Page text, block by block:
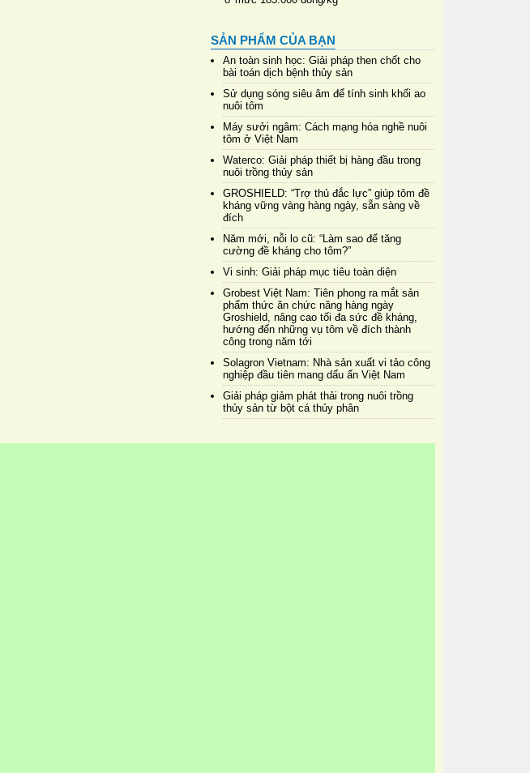
SẢN PHẨM CỦA BẠN
An toàn sinh học: Giải pháp then chốt cho
bài toán dịch bệnh thủy sản
Sử dụng sóng siêu âm để tính sinh khối ao
nuôi tôm
Máy sưởi ngâm: Cách mạng hóa nghề nuôi
tôm ở Việt Nam
Waterco: Giải pháp thiết bị hàng đầu trong
nuôi trồng thủy sản
GROSHIELD: “Trợ thủ đắc lực” giúp tôm đề
kháng vững vàng hàng ngày, sẵn sàng về
đích
Năm mới, nỗi lo cũ: “Làm sao để tăng
cường đề kháng cho tôm?”
Vi sinh: Giải pháp mục tiêu toàn diện
Grobest Việt Nam: Tiên phong ra mắt sản
phẩm thức ăn chức năng hàng ngày
Groshield, nâng cao tối đa sức đề kháng,
hướng đến những vụ tôm về đích thành
công trong năm tới
Solagron Vietnam: Nhà sản xuất vi tảo công
nghiệp đầu tiên mang dấu ấn Việt Nam
Giải pháp giảm phát thải trong nuôi trồng
thủy sản từ bột cá thủy phân